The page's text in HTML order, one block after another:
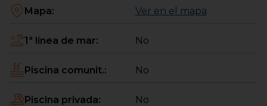
Mapa: Ver en el mapa
1ª línea de mar: No
Piscina comunit.: No
Piscina privada: No